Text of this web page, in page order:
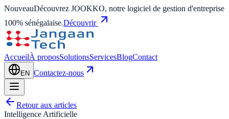
NouveauDécouvrez JOOKKO, notre logiciel de gestion d'entreprise
100% sénégalaise.Découvrir
AccueilÀ proposSolutionsServicesBlogContact
EN Contactez-nous
Retour aux articles
Intelligence Artificielle